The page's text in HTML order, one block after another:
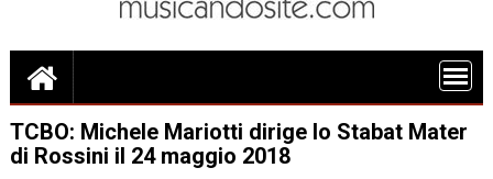
TCBO: Michele Mariotti dirige lo Stabat Mater
di Rossini il 24 maggio 2018